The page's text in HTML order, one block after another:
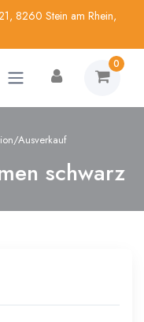
8260 Stein am Rhein,
0
Ausverkauf
schwarz